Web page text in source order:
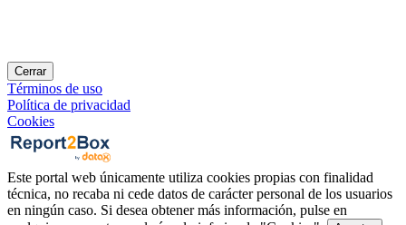
Cerrar
Términos de uso
Política de privacidad
Cookies
Este portal web únicamente utiliza cookies propias con finalidad
técnica, no recaba ni cede datos de carácter personal de los usuarios
en ningún caso. Si desea obtener más información, pulse en